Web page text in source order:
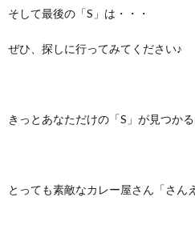
そして最後の「S」は・・・
ぜひ、探しに行ってみてください♪
きっとあなただけの「S」が見つかる
とっても素敵なカレー屋さん「さん